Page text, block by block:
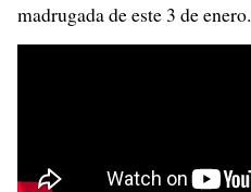
madrugada de este 3 de enero.